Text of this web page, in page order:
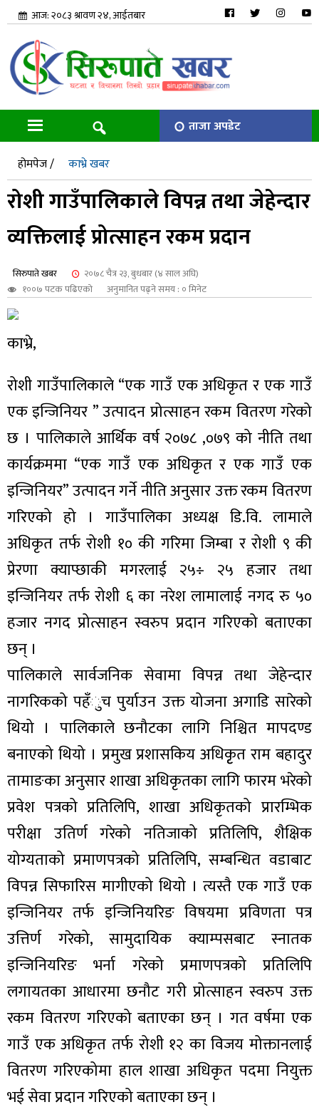
आज: २०८३ श्रावण २४, आईतबार
ताजा अपडेट
होमपेज /
काभ्रे खबर
रोशी गाउँपालिकाले विपन्न तथा जेहेन्दार
व्यक्तिलाई प्रोत्साहन रकम प्रदान
सिरुपाते खबर
२०७८ चैत्र २३, बुधबार (४ साल अघि)
१००७ पटक पढिएको
अनुमानित पढ्ने समय : ० मिनेट
काभ्रे,
रोशी गाउँपालिकाले “एक गाउँ एक अधिकृत र एक गाउँ
एक इन्जिनियर ” उत्पादन प्रोत्साहन रकम वितरण गरेको
छ । पालिकाले आर्थिक वर्ष २०७८ ,०७९ को नीति तथा
कार्यक्रममा “एक गाउँ एक अधिकृत र एक गाउँ एक
इन्जिनियर” उत्पादन गर्ने नीति अनुसार उक्त रकम वितरण
गरिएको हो । गाउँपालिका अध्यक्ष डि.वि. लामाले
अधिकृत तर्फ रोशी १० की गरिमा जिम्बा र रोशी ९ की
प्रेरणा क्याप्छाकी मगरलाई २५÷ २५ हजार तथा
इन्जिनियर तर्फ रोशी ६ का नरेश लामालाई नगद रु ५०
हजार नगद प्रोत्साहन स्वरुप प्रदान गरिएको बताएका
छन् ।
पालिकाले सार्वजनिक सेवामा विपन्न तथा जेहेन्दार
नागरिकको पहँुच पुर्याउन उक्त योजना अगाडि सारेको
थियो । पालिकाले छनौटका लागि निश्चित मापदण्ड
बनाएको थियो । प्रमुख प्रशासकिय अधिकृृत राम बहादुर
तामाङका अनुसार शाखा अधिकृतका लागि फारम भरेको
प्रवेश पत्रको प्रतिलिपि, शाखा अधिकृतको प्रारम्भिक
परीक्षा उतिर्ण गरेको नतिजाको प्रतिलिपि, शैक्षिक
योग्यताको प्रमाणपत्रको प्रतिलिपि, सम्बन्धित वडाबाट
विपन्न सिफारिस मागीएको थियो । त्यस्तै एक गाउँ एक
इन्जिनियर तर्फ इन्जिनियरिङ विषयमा प्रविणता पत्र
उत्तिर्ण गरेको, सामुदायिक क्याम्पसबाट स्नातक
इन्जिनियरिङ भर्ना गरेको प्रमाणपत्रको प्रतिलिपि
लगायतका आधारमा छनौट गरी प्रोत्साहन स्वरुप उक्त
रकम वितरण गरिएको बताएका छन् । गत वर्षमा एक
गाउँ एक अधिकृत तर्फ रोशी १२ का विजय मोक्तानलाई
वितरण गरिएकोमा हाल शाखा अधिकृत पदमा नियुक्त
भई सेवा प्रदान गरिएको बताएका छन् ।